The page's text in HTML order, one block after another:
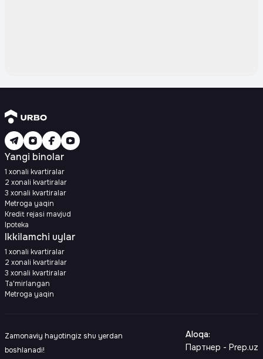
Yangi binolar
1 xonali kvartiralar
2 xonali kvartiralar
3 xonali kvartiralar
Metroga yaqin
Kredit rejasi mavjud
Ipoteka
Ikkilamchi uylar
1 xonali kvartiralar
2 xonali kvartiralar
3 xonali kvartiralar
Ta'mirlangan
Metroga yaqin
Zamonaviy hayotingiz shu yerdan
boshlanadi!
Aloqa:
Партнер - Prep.uz